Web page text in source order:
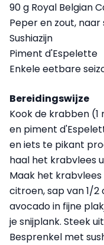
90 g Royal Belgian
Peper en zout, naar
Sushiazijn
Piment d'Espelette
Enkele eetbare
Bereidingswijze
Kook de krabben
en piment
en iets te pikant
haal het krabvlees
Maak het
citroen, sap van 1/2
avocado in fijne
je snijplank. Steek
Besprenkel met